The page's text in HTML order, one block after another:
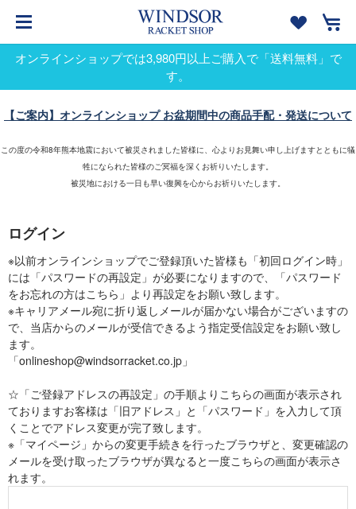
オンラインショップでは3,980円以上ご購入で「送料無料」で
す。
【ご案内】オンラインショップ お盆期間中の商品手配・発送について
この度の令和8年熊本地震において被災されました皆様に、心よりお見舞い申し上げますとともに犠
牲になられた皆様のご冥福を深くお祈りいたします。
被災地における一日も早い復興を心からお祈りいたします。
ログイン
※以前オンラインショップでご登録頂いた皆様も「初回ログイン時」
には「パスワードの再設定」が必要になりますので、「パスワード
をお忘れの方はこちら」より再設定をお願い致します。
※キャリアメール宛に折り返しメールが届かない場合がございますの
で、当店からのメールが受信できるよう指定受信設定をお願い致し
ます。
「onlineshop@windsorracket.co.jp」
☆「ご登録アドレスの再設定」の手順よりこちらの画面が表示され
ておりますお客様は「旧アドレス」と「パスワード」を入力して頂
くことでアドレス変更が完了致します。
※「マイページ」からの変更手続きを行ったブラウザと、変更確認の
メールを受け取ったブラウザが異なると一度こちらの画面が表示さ
れます。